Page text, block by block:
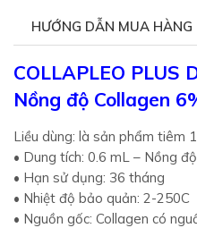
HƯỚNG DẪN MUA HÀNG
COLLAPLEO PLUS
Nồng độ Collagen
Liều dùng: là sản phẩm tiêm
• Dung tích: 0.6 mL – Nồng
• Hạn sử dụng: 36 tháng
• Nhiệt độ bảo quản: 2-250C
• Nguồn gốc: Collagen có